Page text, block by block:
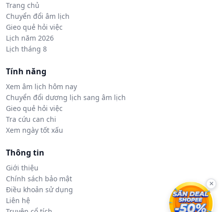
Trang chủ
Chuyển đổi âm lịch
Gieo quẻ hỏi việc
Lịch năm 2026
Lịch tháng 8
Tính năng
Xem âm lịch hôm nay
Chuyển đổi dương lịch sang âm lịch
Gieo quẻ hỏi việc
Tra cứu can chi
Xem ngày tốt xấu
Thông tin
Giới thiệu
Chính sách bảo mật
Điều khoản sử dụng
Liên hệ
×